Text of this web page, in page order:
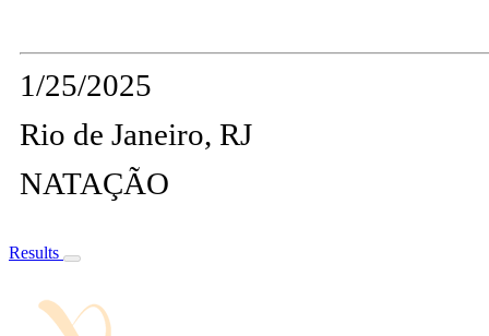
1/25/2025
Rio de Janeiro, RJ
NATAÇÃO
Results